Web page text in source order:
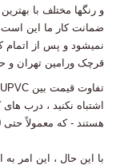
و رنگها مختلف با
ضمانت کار ما این است
نمیشود و پس از اتمام
قرچک ورامین تهران و
تفاوت قیمت بین UPVC و درب کامپوزیت چیست؟
هستند - که معمولاً حتی 60 درصد است.
با این حال ، این امر به